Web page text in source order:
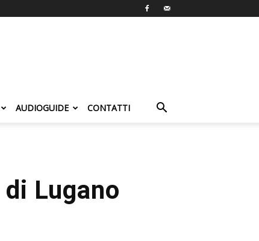
AUDIOGUIDE CONTATTI
Lugano